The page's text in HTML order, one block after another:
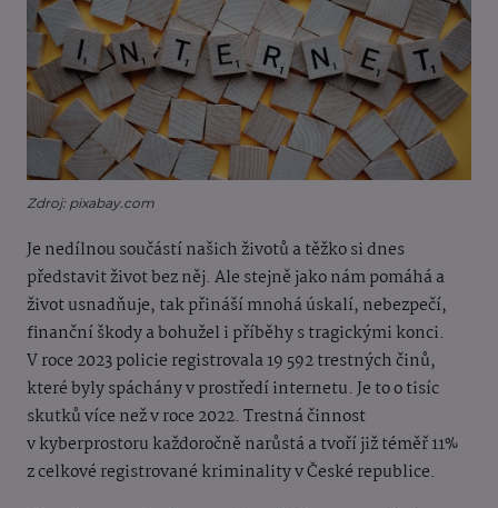
Zdroj: pixabay.com
Je nedílnou součástí našich životů a těžko si dnes
představit život bez něj. Ale stejně jako nám pomáhá a
život usnadňuje, tak přináší mnohá úskalí, nebezpečí,
finanční škody a bohužel i příběhy s tragickými konci.
V roce 2023 policie registrovala 19 592 trestných činů,
které byly spáchány v prostředí internetu. Je to o tisíc
skutků více než v roce 2022. Trestná činnost
v kyberprostoru každoročně narůstá a tvoří již téměř 11%
z celkové registrované kriminality v České republice.